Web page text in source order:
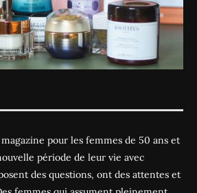
pour les femmes de 50 ans et
période de leur vie avec
des questions, ont des attentes et